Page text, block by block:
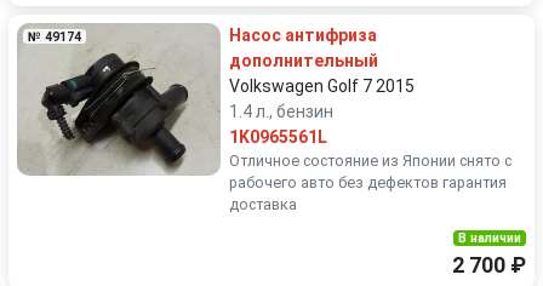
№ 49174
Насос антифриза
дополнительный
Volkswagen Golf 7 2015
1.4 л., бензин
1K0965561L
Отличное состояние из Японии снято с
рабочего авто без дефектов гарантия
доставка
В наличии
2 700 ₽